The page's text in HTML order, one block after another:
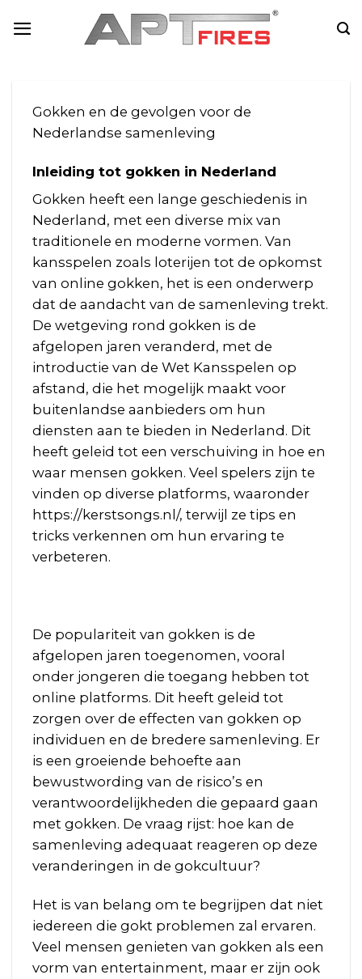
Gokken en de gevolgen voor de
Nederlandse samenleving
Inleiding tot gokken in Nederland
Gokken heeft een lange geschiedenis in
Nederland, met een diverse mix van
traditionele en moderne vormen. Van
kansspelen zoals loterijen tot de opkomst
van online gokken, het is een onderwerp
dat de aandacht van de samenleving trekt.
De wetgeving rond gokken is de
afgelopen jaren veranderd, met de
introductie van de Wet Kansspelen op
afstand, die het mogelijk maakt voor
buitenlandse aanbieders om hun
diensten aan te bieden in Nederland. Dit
heeft geleid tot een verschuiving in hoe en
waar mensen gokken. Veel spelers zijn te
vinden op diverse platforms, waaronder
https://kerstsongs.nl/, terwijl ze tips en
tricks verkennen om hun ervaring te
verbeteren.
De populariteit van gokken is de
afgelopen jaren toegenomen, vooral
onder jongeren die toegang hebben tot
online platforms. Dit heeft geleid tot
zorgen over de effecten van gokken op
individuen en de bredere samenleving. Er
is een groeiende behoefte aan
bewustwording van de risico’s en
verantwoordelijkheden die gepaard gaan
met gokken. De vraag rijst: hoe kan de
samenleving adequaat reageren op deze
veranderingen in de gokcultuur?
Het is van belang om te begrijpen dat niet
iedereen die gokt problemen zal ervaren.
Veel mensen genieten van gokken als een
vorm van entertainment, maar er zijn ook